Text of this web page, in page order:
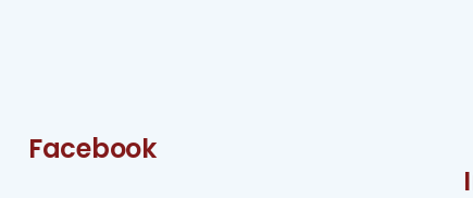
Facebook